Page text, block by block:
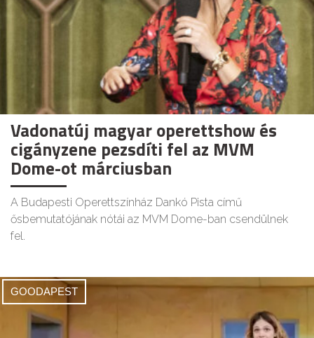
Vadonatúj magyar operettshow és
cigányzene pezsdíti fel az MVM
Dome-ot márciusban
A Budapesti Operettszínház Dankó Pista című
ősbemutatójának nótái az MVM Dome-ban csendülnek
fel.
GOODAPEST